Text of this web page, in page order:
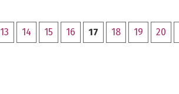
13 14 15 16 17 18 19 20